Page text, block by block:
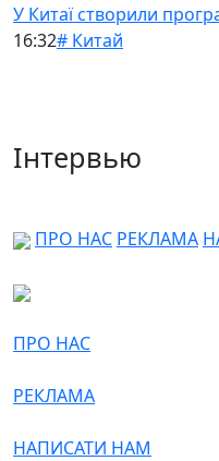
У Китаї створили
16:32# Китай
Інтервью
ПРО НАС РЕКЛАМА
ПРО НАС
РЕКЛАМА
НАПИСАТИ НАМ